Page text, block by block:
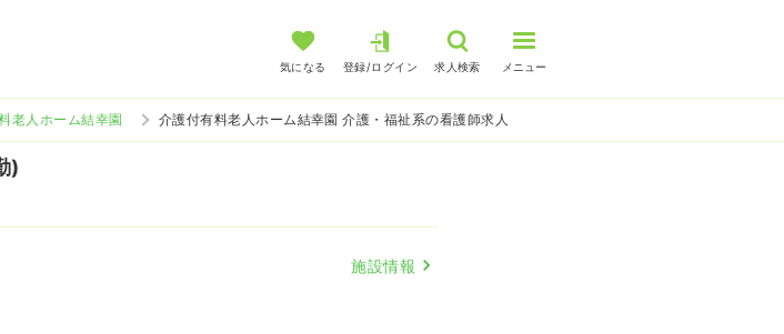
気になる 登録/ログイン 求人検索 メニュー
老人ホーム結幸園 介護付有料老人ホーム結幸園 介護・福祉系の看護師求人
)
施設情報